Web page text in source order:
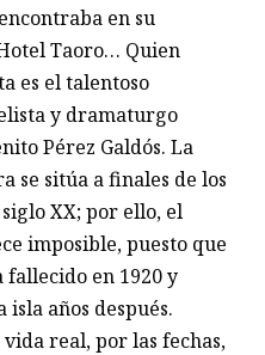
en su
Taoro… Quien
es el talentoso
y dramaturgo
Pérez Galdós. La
se sitúa a finales de los
XX; por ello, el
imposible, puesto que
fallecido en 1920 y
años después.
real, por las fechas,